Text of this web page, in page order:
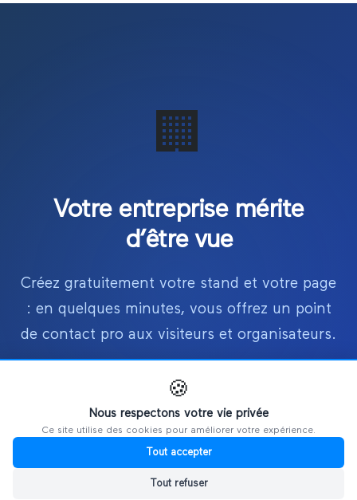
🏢
Votre entreprise mérite
d’être vue
Créez gratuitement votre stand et votre page
: en quelques minutes, vous offrez un point
de contact pro aux visiteurs et organisateurs.
Créer mon stand gratuitement
🍪
Nous respectons votre vie privée
Ce site utilise des cookies pour améliorer votre expérience.
Tout accepter
Tout refuser